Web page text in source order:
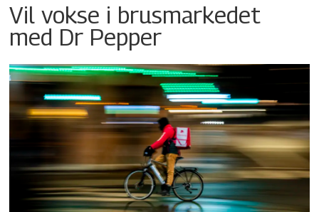
Vil vokse i brusmarkedet
med Dr Pepper